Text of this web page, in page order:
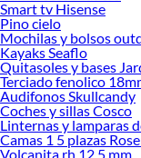
Smart tv Hisense
Pino cielo
Mochilas y bolsos
Kayaks Seaflo
Quitasoles y bases
Terciado fenolico
Audifonos Skullcandy
Coches y sillas Cosco
Linternas y lamparas
Camas 1 5 plazas
Volcanita rh 12 5 mm